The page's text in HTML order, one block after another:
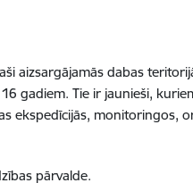
aizsargājamās dabas
gadiem. Tie ir jaunieši,
ekspedīcijās, monitoringos,
pārvalde.